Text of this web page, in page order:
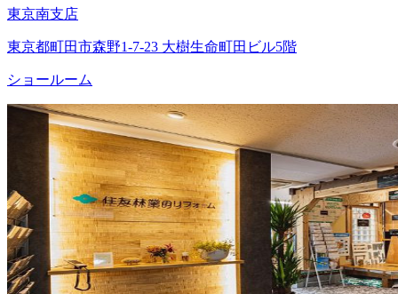
東京南支店
東京都町田市森野1-7-23 大樹生命町田ビル5階
ショールーム